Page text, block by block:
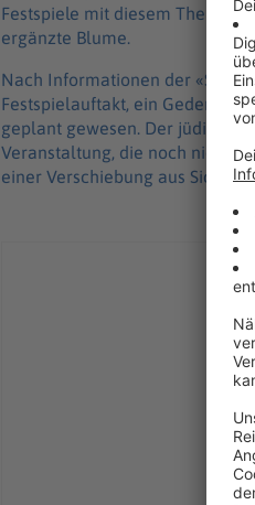
Festspiele mit diesem Thema
ergänzte Blume.
Nach Informationen der
Festspielauftakt, ein
geplant gewesen. Der jüdische
Veranstaltung, die noch nicht
einer Verschiebung aus